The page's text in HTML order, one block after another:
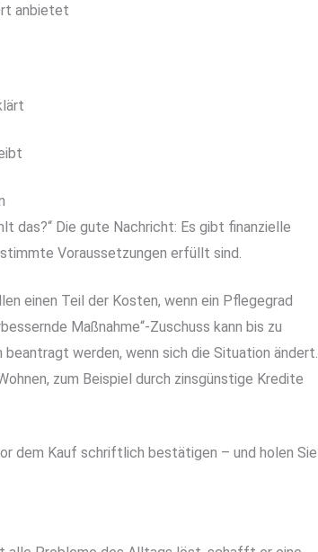
anbietet
das?“ Die gute Nachricht: Es gibt finanzielle
Voraussetzungen erfüllt sind.
einen Teil der Kosten, wenn ein Pflegegrad
Maßnahme“-Zuschuss kann bis zu
werden, wenn sich die Situation ändert.
zum Beispiel durch zinsgünstige Kredite
dem Kauf schriftlich bestätigen – und holen Sie